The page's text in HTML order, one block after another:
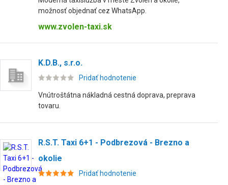
možnosť objednať cez WhatsApp.
www.zvolen-taxi.sk
K.D.B., s.r.o.
Pridať hodnotenie
Vnútroštátna nákladná cestná doprava, preprava
tovaru.
R.S.T. Taxi 6+1 - Podbrezová - Brezno a
okolie
Pridať hodnotenie